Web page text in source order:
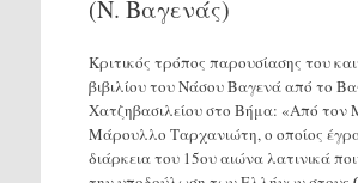
(Ν. Βαγενάς)
Κριτικός τρόπος παρουσίασης του
βιβιλίου του Νάσου Βαγενά από το
Χατζηβασιλείου στο Βήμα: «Από τον
Μάρουλλο Ταρχανιώτη, ο οποίος
διάρκεια του 15ου αιώνα λατινικά